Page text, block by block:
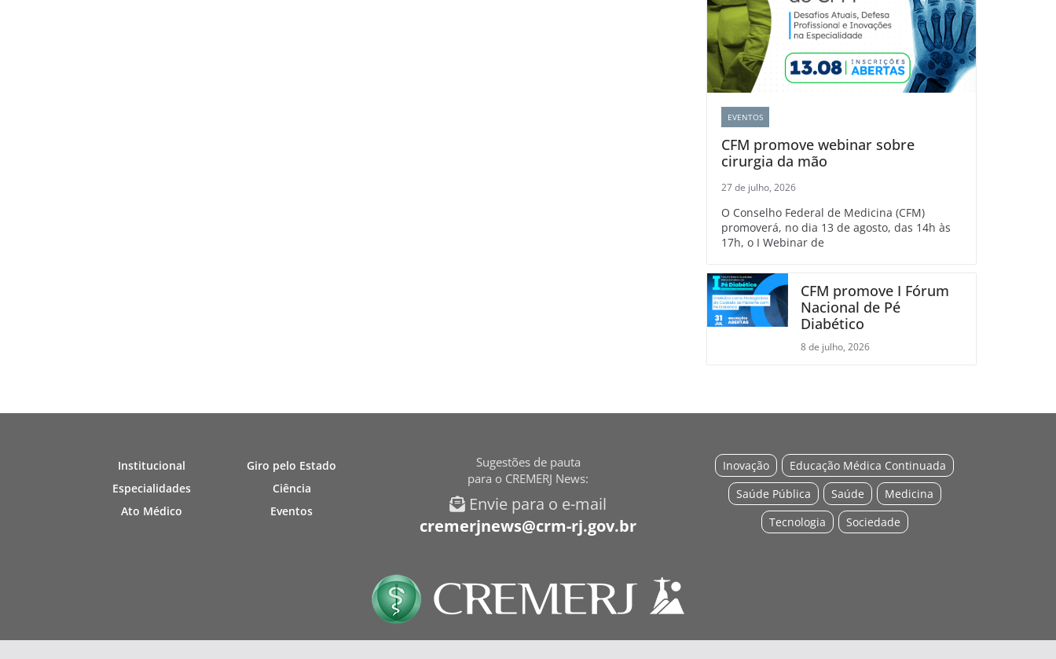
EVENTOS
CFM promove webinar sobre
cirurgia da mão
27 de julho, 2026
O Conselho Federal de Medicina (CFM)
promoverá, no dia 13 de agosto, das 14h às
17h, o I Webinar de
CFM promove I Fórum
Nacional de Pé
Diabético
8 de julho, 2026
Institucional
Especialidades
Ato Médico
Giro pelo Estado
Ciência
Eventos
Sugestões de pauta
para o CREMERJ News:
Envie para o e-mail
cremerjnews@crm-rj.gov.br
Educação Médica Continuada
Inovação
Medicina
Saúde
Saúde Pública
Sociedade
Tecnologia